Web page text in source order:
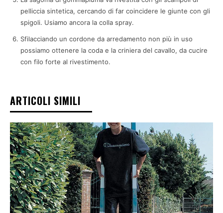
pelliccia sintetica, cercando di far coincidere le giunte con gli
spigoli. Usiamo ancora la colla spray.
Sfilacciando un cordone da arredamento non più in uso
possiamo ottenere la coda e la criniera del cavallo, da cucire
con filo forte al rivestimento.
ARTICOLI SIMILI